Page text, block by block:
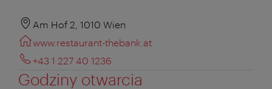
Am Hof 2, 1010 Wien
www.restaurant-thebank.at
+43 1 227 40 1236
Godziny otwarcia